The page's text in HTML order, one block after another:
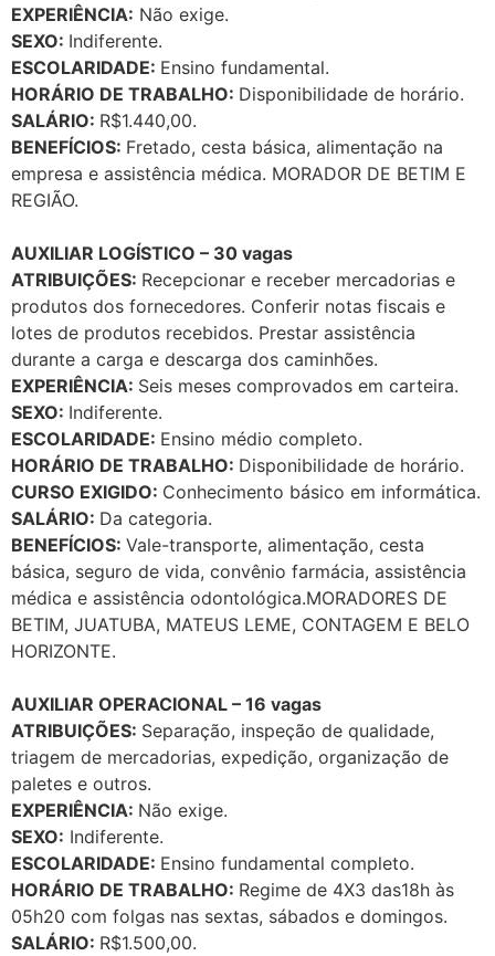
EXPERIÊNCIA: Não exige.
SEXO: Indiferente.
ESCOLARIDADE: Ensino fundamental.
HORÁRIO DE TRABALHO: Disponibilidade de horário.
SALÁRIO: R$1.440,00.
BENEFÍCIOS: Fretado, cesta básica, alimentação na
empresa e assistência médica. MORADOR DE BETIM E
REGIÃO.
AUXILIAR LOGÍSTICO – 30 vagas
ATRIBUIÇÕES: Recepcionar e receber mercadorias e
produtos dos fornecedores. Conferir notas fiscais e
lotes de produtos recebidos. Prestar assistência
durante a carga e descarga dos caminhões.
EXPERIÊNCIA: Seis meses comprovados em carteira.
SEXO: Indiferente.
ESCOLARIDADE: Ensino médio completo.
HORÁRIO DE TRABALHO: Disponibilidade de horário.
CURSO EXIGIDO: Conhecimento básico em informática.
SALÁRIO: Da categoria.
BENEFÍCIOS: Vale-transporte, alimentação, cesta
básica, seguro de vida, convênio farmácia, assistência
médica e assistência odontológica.MORADORES DE
BETIM, JUATUBA, MATEUS LEME, CONTAGEM E BELO
HORIZONTE.
AUXILIAR OPERACIONAL – 16 vagas
ATRIBUIÇÕES: Separação, inspeção de qualidade,
triagem de mercadorias, expedição, organização de
paletes e outros.
EXPERIÊNCIA: Não exige.
SEXO: Indiferente.
ESCOLARIDADE: Ensino fundamental completo.
HORÁRIO DE TRABALHO: Regime de 4X3 das18h às
05h20 com folgas nas sextas, sábados e domingos.
SALÁRIO: R$1.500,00.